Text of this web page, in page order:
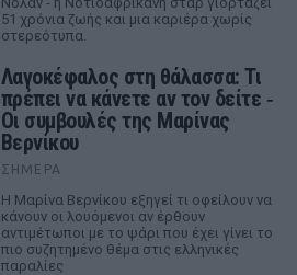
51 χρόνια ζωής και μια καριέρα χωρίς
στερεότυπα.
Λαγοκέφαλος στη θάλασσα: Τι
πρέπει να κάνετε αν τον δείτε ‑
Οι συμβουλές της Μαρίνας
Βερνίκου
ΣΉΜΕΡΑ
Η Μαρίνα Βερνίκου εξηγεί τι οφείλουν να
κάνουν οι λουόμενοι αν έρθουν
αντιμέτωποι με το ψάρι που έχει γίνει το
πιο συζητημένο θέμα στις ελληνικές
παραλίες